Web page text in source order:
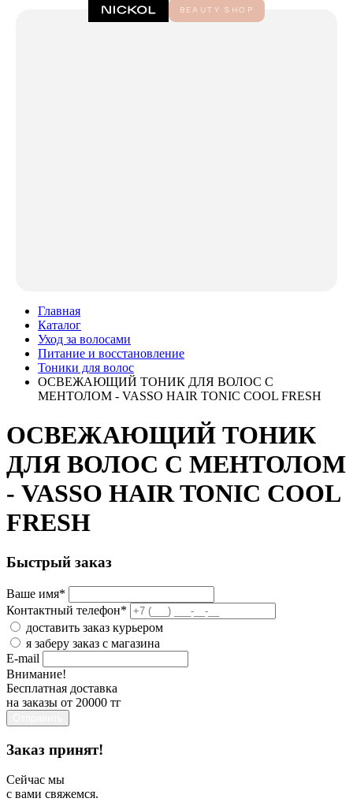
Главная
Каталог
Уход за волосами
Питание и восстановление
Тоники для волос
ОСВЕЖАЮЩИЙ ТОНИК ДЛЯ ВОЛОС С
МЕНТОЛОМ - VASSO HAIR TONIC COOL FRESH
ОСВЕЖАЮЩИЙ ТОНИК
ДЛЯ ВОЛОС С МЕНТОЛОМ
- VASSO HAIR TONIC COOL
FRESH
Быстрый заказ
Ваше имя*
Контактный телефон*
доставить заказ курьером
я заберу заказ с магазина
E-mail
Внимание!
Бесплатная доставка
на заказы от 20000 тг
Заказ принят!
Сейчас мы
с вами свяжемся.